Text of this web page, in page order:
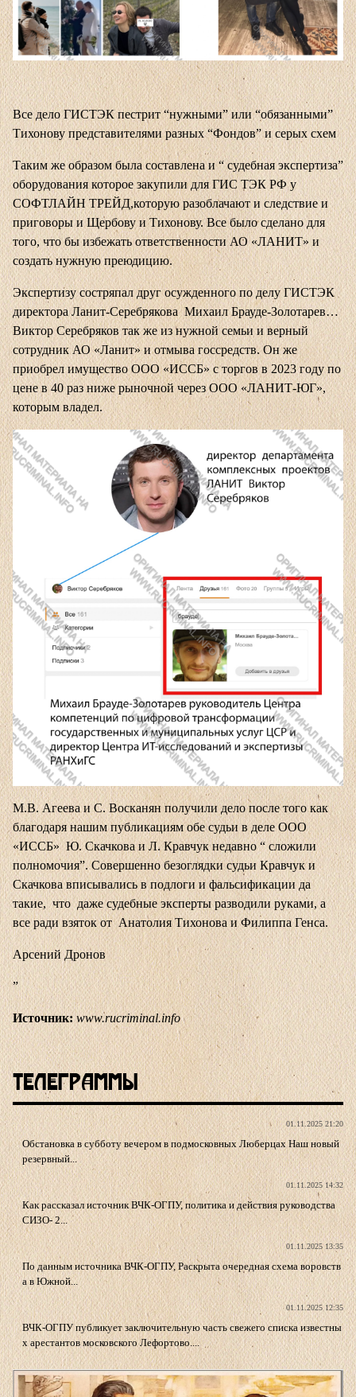
Все дело ГИСТЭК пестрит “нужными” или “обязанными”
Тихонову представителями разных “Фондов” и серых схем
Таким же образом была составлена и “ судебная экспертиза”
оборудования которое закупили для ГИС ТЭК РФ у
СОФТЛАЙН ТРЕЙД,которую разоблачают и следствие и
приговоры и Щербову и Тихонову. Все было сделано для
того, что бы избежать ответственности АО «ЛАНИТ» и
создать нужную преюдицию.
Экспертизу состряпал друг осужденного по делу ГИСТЭК
директора Ланит-Серебрякова Михаил Брауде-Золотарев…
Виктор Серебряков так же из нужной семьи и верный
сотрудник АО «Ланит» и отмыва госсредств. Он же
приобрел имущество ООО «ИССБ» с торгов в 2023 году по
цене в 40 раз ниже рыночной через ООО «ЛАНИТ-ЮГ»,
которым владел.
М.В. Агеева и С. Восканян получили дело после того как
благодаря нашим публикациям обе судьи в деле ООО
«ИССБ» Ю. Скачкова и Л. Кравчук недавно “ сложили
полномочия”. Совершенно безоглядки судьи Кравчук и
Скачкова вписывались в подлоги и фальсификации да
такие, что даже судебные эксперты разводили руками, а
все ради взяток от Анатолия Тихонова и Филиппа Генса.
Арсений Дронов
”
Источник: www.rucriminal.info
Телеграммы
01.11.2025 21:20
Обстановка в субботу вечером в подмосковных Люберцах Наш новый
резервный...
01.11.2025 14:32
Как рассказал источник ВЧК-ОГПУ, политика и действия руководства
СИЗО- 2...
01.11.2025 13:35
По данным источника ВЧК-ОГПУ, Раскрыта очередная схема воровств
а в Южной...
01.11.2025 12:35
ВЧК-ОГПУ публикует заключительную часть свежего списка известны
х арестантов московского Лефортово....